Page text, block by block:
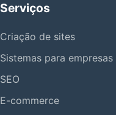
Serviços
Criação de sites
Sistemas para empresas
SEO
E-commerce